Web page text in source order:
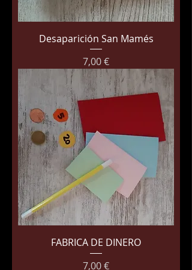
Desaparición San Mamés
Precio
7,00 €
FABRICA DE DINERO
Precio
7,00 €